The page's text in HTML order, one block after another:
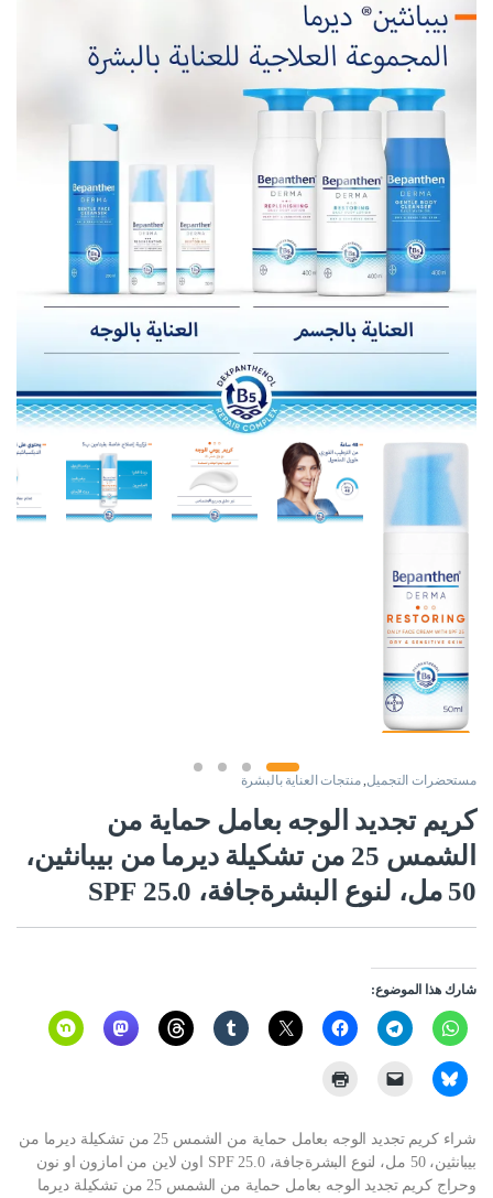
مستحضرات التجميل ,منتجات العناية بالبشرة
كريم تجديد الوجه بعامل حماية من
الشمس 25 من تشكيلة ديرما من بيبانثين،
50 مل، لنوع البشرةجافة، 25.0 SPF
شارك هذا الموضوع:
شراء كريم تجديد الوجه بعامل حماية من الشمس 25 من تشكيلة ديرما من
بيبانثين، 50 مل، لنوع البشرةجافة، 25.0 SPF اون لاين من امازون او نون
وحراج كريم تجديد الوجه بعامل حماية من الشمس 25 من تشكيلة ديرما